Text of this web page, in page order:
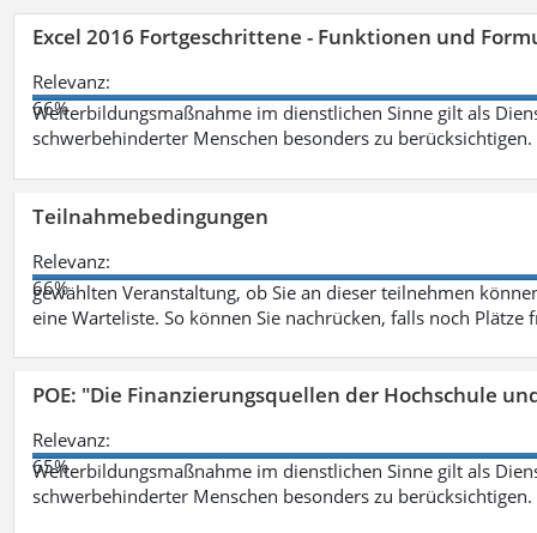
Excel 2016 Fortgeschrittene - Funktionen und
Relevanz:
66%
Weiterbildungsmaßnahme im dienstlichen Sinne gilt als
schwerbehinderter Menschen besonders zu berücksichtigen.
Teilnahmebedingungen
Relevanz:
66%
gewählten Veranstaltung, ob Sie an dieser teilnehmen
eine Warteliste. So können Sie nachrücken, falls noch Plätze
POE: "Die Finanzierungsquellen der Hochschule
Relevanz:
65%
Weiterbildungsmaßnahme im dienstlichen Sinne gilt als
schwerbehinderter Menschen besonders zu berücksichtigen.